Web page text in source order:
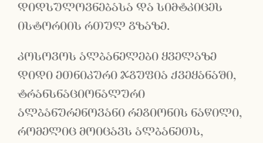
დიდსულოვნებასა და სიმტკიცეს
ისტორიის რთულ გზაზე.
კოსოვოს ალბანელები ყველაზე
დიდი ეთნიკური ჯგუფია ქვეყანაში,
ტრანსნაციონალური
ალბანურენოვანი რეგიონის ნაწილი,
რომელიც მოიცავს ალბანეთს,